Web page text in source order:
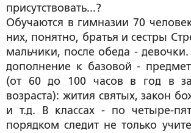
присутствовать...?
Обучаются в гимназии 70
них, понятно, братья и сестры
мальчики, после обеда -
дополнение к базовой -
(от 60 до 100 часов в год в
возраста): жития святых, закон
и т.д. В классах - по четыре-
порядком следит не только